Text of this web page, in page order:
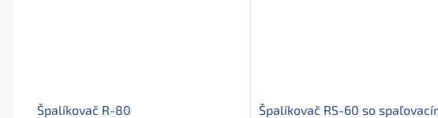
Špalíkovač R-80
Špalíkovač RS-60 so